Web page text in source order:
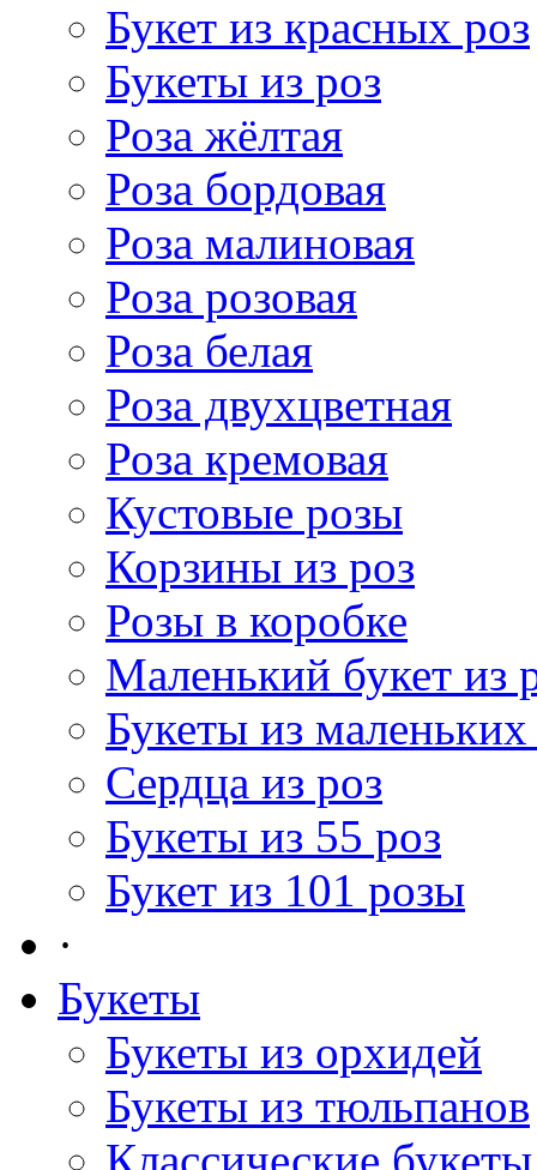
Букет из красных роз
Букеты из роз
Роза жёлтая
Роза бордовая
Роза малиновая
Роза розовая
Роза белая
Роза двухцветная
Роза кремовая
Кустовые розы
Корзины из роз
Розы в коробке
Маленький букет из
Букеты из маленьких
Сердца из роз
Букеты из 55 роз
Букет из 101 розы
·
Букеты
Букеты из орхидей
Букеты из тюльпанов